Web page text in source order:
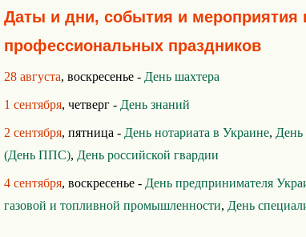
Даты и дни, события и мероприятия
профессиональных праздников
28 августа, воскресенье - День шахтера
1 сентября, четверг - День знаний
2 сентября, пятница - День нотариата в Украине, День
(День ППС), День российской гвардии
4 сентября, воскресенье - День предпринимателя
газовой и топливной промышленности, День